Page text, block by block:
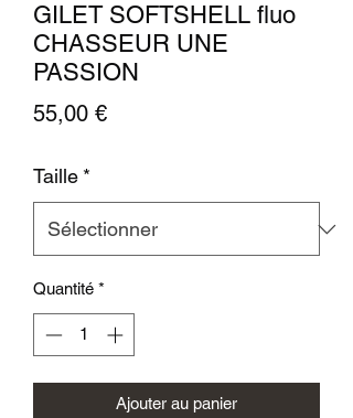
GILET SOFTSHELL fluo
CHASSEUR UNE
PASSION
55,00 €Prix
Taille *
Quantité *
Ajouter au panier